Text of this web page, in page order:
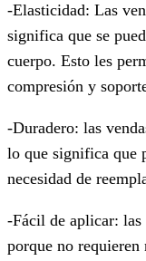
-Elasticidad: Las
significa que se
cuerpo. Esto les
compresión y
-Duradero: las
lo que significa que
necesidad de
-Fácil de aplicar: las
porque no